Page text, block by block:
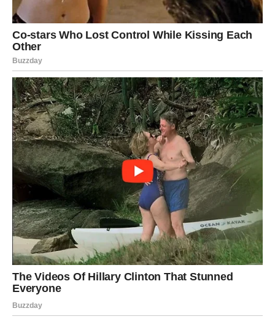
priželjkivali sada zaista približava. Osetićete da se pred
vama otvara novo poglavlje puno mogućnosti, sigurnosti i
radosti.
Na ljubavnom planu očekuje vas prijatno iznenađenje
koje će vam vratiti veru u iskrene emocije.
Ribe
Ribe ulaze u period ispunjen lepim promenama. Poslovni
planovi napreduju, finansijska situacija postaje sigurnija,
a jedna vest doneće vam veliko zadovoljstvo.
Na ljubavnom planu očekuju vas nežni trenuci i mnogo
pažnje. Slobodne Ribe imaju velike šanse da upoznaju
osobu sa kojom će poželeti ozbiljnu i stabilnu vezu.
Pred mnogim znacima nalazi se period u kojem će dugo
čuvane želje početi da postaju stvarnost. Poslovni uspesi,